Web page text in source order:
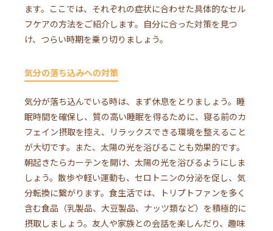
ます。ここでは、それぞれの症状に合わせた具体的なセル
フケアの方法をご紹介します。自分に合った対策を見つ
け、つらい時期を乗り切りましょう。
気分の落ち込みへの対策
気分が落ち込んでいる時は、まず休息をとりましょう。睡
眠時間を確保し、質の高い睡眠を得るために、寝る前のカ
フェイン摂取を控え、リラックスできる環境を整えること
が大切です。また、太陽の光を浴びることも効果的です。
朝起きたらカーテンを開け、太陽の光を浴びるようにしま
しょう。散歩や軽い運動も、セロトニンの分泌を促し、気
分転換に繋がります。食生活では、トリプトファンを多く
含む食品（乳製品、大豆製品、ナッツ類など）を積極的に
摂取しましょう。友人や家族との会話を楽しんだり、趣味